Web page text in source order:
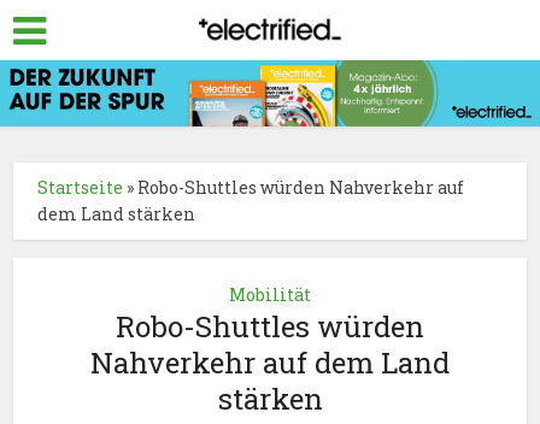
Startseite » Robo-Shuttles würden Nahverkehr auf
dem Land stärken
Mobilität
Robo-Shuttles würden
Nahverkehr auf dem Land
stärken